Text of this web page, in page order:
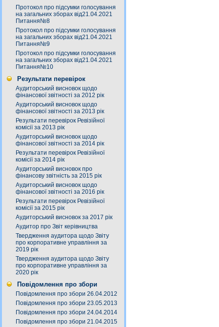
Протокол про підсумки голосування
на загальних зборах від21.04.2021
Питання№8
Протокол про підсумки голосування
на загальних зборах від21.04.2021
Питання№9
Протокол про підсумки голосування
на загальних зборах від21.04.2021
Питання№10
Результати перевірок
Аудиторський висновок щодо
фінансової звітності за 2012 рік
Аудиторський висновок щодо
фінансової звітності за 2013 рік
Результати перевірок Ревізійної
комісії за 2013 рік
Аудиторський висновок щодо
фінансової звітності за 2014 рік
Результати перевірок Ревізійної
комісії за 2014 рік
Аудиторський висновок про
фінансову звітність за 2015 рік
Аудиторський висновок щодо
фінансової звітності за 2016 рік
Результати перевірок Ревізійної
комісії за 2015 рік
Аудиторський висновок за 2017 рік
Аудитор про Звіт керівництва
Твердження аудитора щодо Звіту
про корпоративне управління за
2019 рік
Твердження аудитора щодо Звіту
про корпоративне управління за
2020 рік
Повідомлення про збори
Повідомлення про збори 26.04.2012
Повідомлення про збори 23.05.2013
Повідомлення про збори 24.04.2014
Повідомлення про збори 21.04.2015